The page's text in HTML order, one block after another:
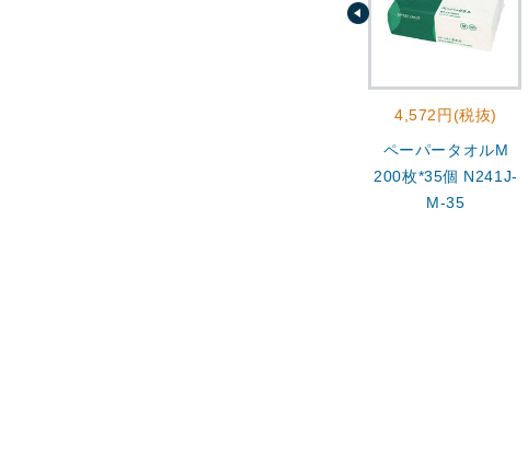
4,572円(税抜)
ペーパータオルM
200枚*35個 N241J-
M-35